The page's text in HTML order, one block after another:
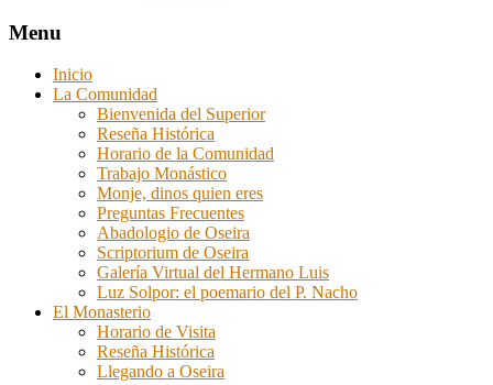
Menu
Inicio
La Comunidad
Bienvenida del Superior
Reseña Histórica
Horario de la Comunidad
Trabajo Monástico
Monje, dinos quien eres
Preguntas Frecuentes
Abadologio de Oseira
Scriptorium de Oseira
Galería Virtual del Hermano Luis
Luz Solpor: el poemario del P. Nacho
El Monasterio
Horario de Visita
Reseña Histórica
Llegando a Oseira